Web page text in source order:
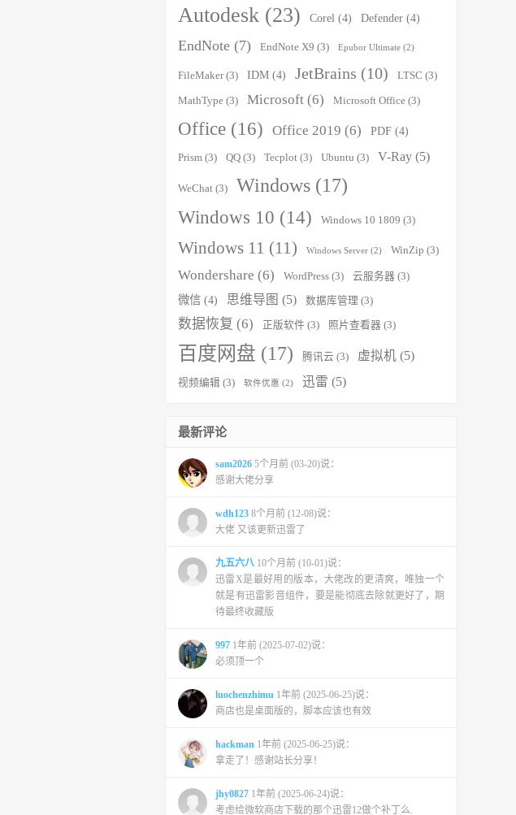
Autodesk (23) Corel (4) Defender (4)
EndNote (7) EndNote X9 (3) Epubor Ultimate (2)
FileMaker(3) IDM (4) JetBrains (10) LTSC (3)
MathType (3) Microsoft (6) Microsoft Office (3)
Office (16) Office 2019 (6) PDF (4)
Prism (3) QQ (3) Tecplot (3) Ubuntu (3) V-Ray (5)
WeChat (3) Windows (17)
Windows 10 (14) Windows 10 1809 (3)
Windows 11 (11) Windows Server (2) WinZip (3)
Wondershare (6) WordPress (3) 云服务器 (3)
微信 (4) 思维导图 (5) 数据库管理 (3)
数据恢复 (6) 正版软件 (3) 照片查看器 (3)
百度网盘 (17) 腾讯云 (3) 虚拟机 (5)
视频编辑 (3) 软件优惠 (2) 迅雷 (5)
最新评论
sam2026 5个月前 (03-20)说：
感谢大佬分享
wdh123 8个月前 (12-08)说：
大佬 又该更新迅雷了
九五六八 10个月前 (10-01)说：
迅雷X是最好用的版本，大佬改的更清爽，唯独一个
就是有迅雷影音组件，要是能彻底去除就更好了，期
待最终收藏版
997 1年前 (2025-07-02)说：
必须顶一个
luochenzhimu 1年前 (2025-06-25)说：
商店也是桌面版的，脚本应该也有效
hackman 1年前 (2025-06-25)说：
拿走了！感谢站长分享！
jhy0827 1年前 (2025-06-24)说：
考虑给微软商店下载的那个迅雷12做个补丁么.